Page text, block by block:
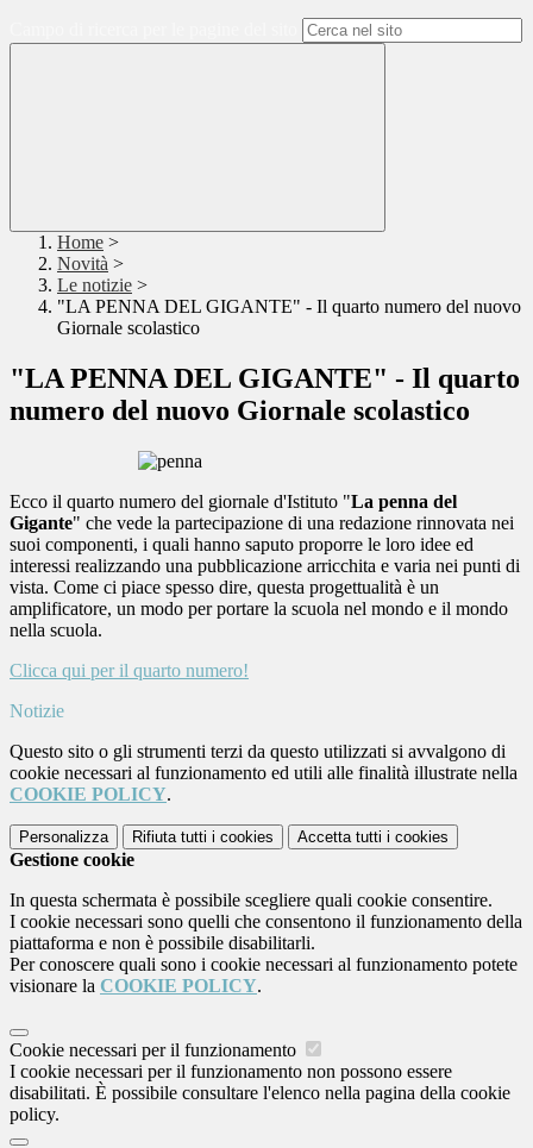
Home >
Novità >
Le notizie >
"LA PENNA DEL GIGANTE" - Il quarto numero del nuovo
Giornale scolastico
"LA PENNA DEL GIGANTE" - Il quarto
numero del nuovo Giornale scolastico
Ecco il quarto numero del giornale d'Istituto "La penna del
Gigante" che vede la partecipazione di una redazione rinnovata nei
suoi componenti, i quali hanno saputo proporre le loro idee ed
interessi realizzando una pubblicazione arricchita e varia nei punti di
vista. Come ci piace spesso dire, questa progettualità è un
amplificatore, un modo per portare la scuola nel mondo e il mondo
nella scuola.
Clicca qui per il quarto numero!
Notizie
Questo sito o gli strumenti terzi da questo utilizzati si avvalgono di
cookie necessari al funzionamento ed utili alle finalità illustrate nella
COOKIE POLICY.
Personalizza Rifiuta tutti i cookies Accetta tutti i cookies
Gestione cookie
In questa schermata è possibile scegliere quali cookie consentire.
I cookie necessari sono quelli che consentono il funzionamento della
piattaforma e non è possibile disabilitarli.
Per conoscere quali sono i cookie necessari al funzionamento potete
visionare la COOKIE POLICY.
Cookie necessari per il funzionamento
I cookie necessari per il funzionamento non possono essere
disabilitati. È possibile consultare l'elenco nella pagina della cookie
policy.